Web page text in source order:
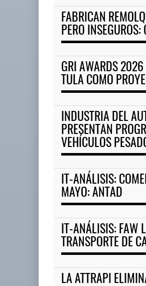
FABRICAN
PERO
GRI AWARDS 2026
TULA COMO
INDUSTRIA DEL
PRESENTAN
VEHÍCULOS
IT-ANÁLISIS:
MAYO: ANTAD
IT-ANÁLISIS: FAW
TRANSPORTE DE
LA ATTRAPI